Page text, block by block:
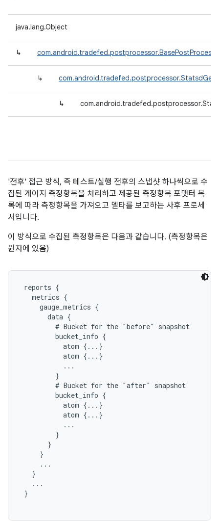
java.lang.Object
↳
↳
↳
'전후' 접근 방식, 즉 테스트/실행 전후의 스냅샷 하나씩으로 수
집된 게이지 측정항목을 처리하고 제공된 측정항목 포맷터 목
록에 따라 측정항목을 가져오고 델타를 보고하는 사후 프로세
서입니다.
이 방식으로 수집된 측정항목은 다음과 같습니다. (측정항목은
원자에 있음)
reports {
   metrics {
     gauge_metrics {
       data {
         # Bucket for the "before" snapshot
         bucket_info {
           atom {...}
           atom {...}
           ...
         }
         # Bucket for the "after" snapshot
         bucket_info {
           atom {...}
           atom {...}
           ...
         }
       }
     }
     ...
   }
   ...
}